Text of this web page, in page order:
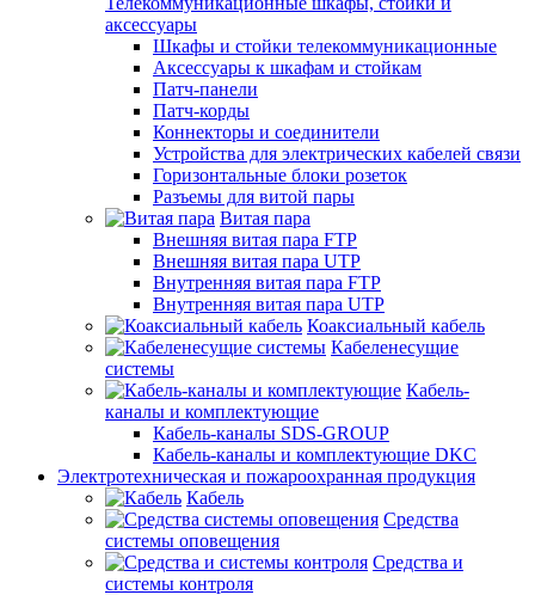
аксессуары
Шкафы и стойки телекоммуникационные
Аксессуары к шкафам и стойкам
Патч-панели
Патч-корды
Коннекторы и соединители
Устройства для электрических кабелей связи
Горизонтальные блоки розеток
Разъемы для витой пары
Витая пара
Внешняя витая пара FTP
Внешняя витая пара UTP
Внутренняя витая пара FTP
Внутренняя витая пара UTP
Коаксиальный кабель
Кабеленесущие
системы
Кабель-
каналы и комплектующие
Кабель-каналы SDS-GROUP
Кабель-каналы и комплектующие DKC
Электротехническая и пожароохранная продукция
Кабель
Средства
системы оповещения
Средства и
системы контроля